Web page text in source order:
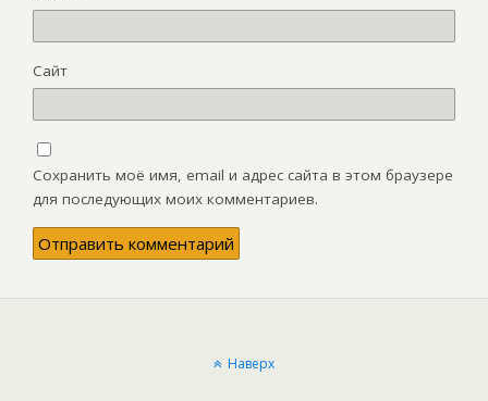
Сайт
Сохранить моё имя, email и адрес сайта в этом браузере
для последующих моих комментариев.
Наверх